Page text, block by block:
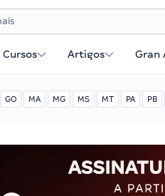
Cursos Artigos Gran
GO MA MG MS MT PA PB